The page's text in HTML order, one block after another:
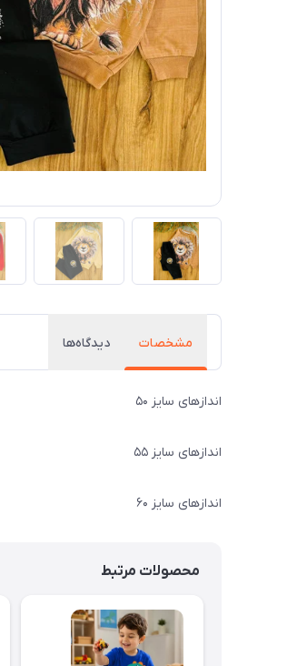
مشخصات دیدگاه‌ها
اندازهای سایز ۵۰
اندازهای سایز ۵۵
اندازهای سایز ۶۰
محصولات مرتبط